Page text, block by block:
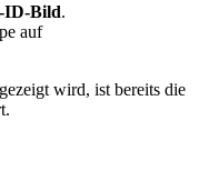
ID-Bild.
auf
wird, ist bereits die